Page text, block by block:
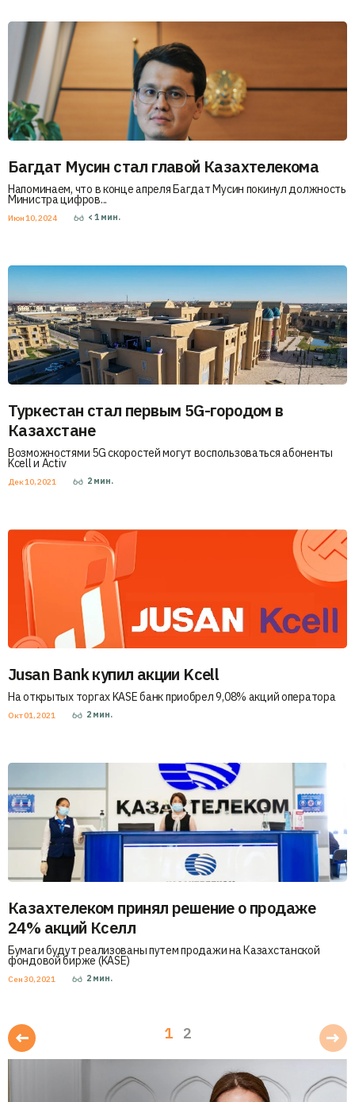
Багдат Мусин стал главой Казахтелекома
Напоминаем, что в конце апреля Багдат Мусин покинул должность
Министра цифров...
Июн 10, 2024 < 1 мин.
Туркестан стал первым 5G-городом в
Казахстане
Возможностями 5G скоростей могут воспользоваться абоненты
Kcell и Activ
Дек 10, 2021 2 мин.
Jusan Bank купил акции Kcell
На открытых торгах KASE банк приобрел 9,08% акций оператора
Окт 01, 2021 2 мин.
Казахтелеком принял решение о продаже
24% акций Кселл
Бумаги будут реализованы путем продажи на Казахстанской
фондовой бирже (KASE)
Сен 30, 2021 2 мин.
1 2